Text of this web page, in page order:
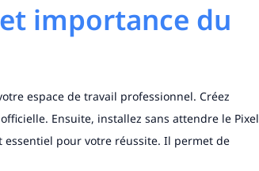
importance du
espace de travail professionnel. Créez
Ensuite, installez sans attendre le Pixel
essentiel pour votre réussite. Il permet de